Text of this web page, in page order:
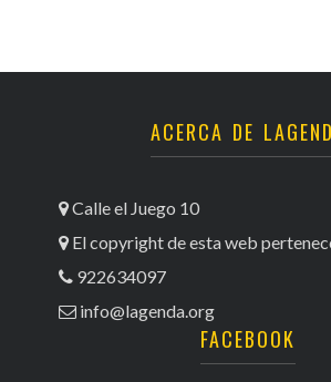
ACERCA DE
Calle el Juego 10
El copyright de esta web
922634097
info@lagenda.org
FACEBOOK